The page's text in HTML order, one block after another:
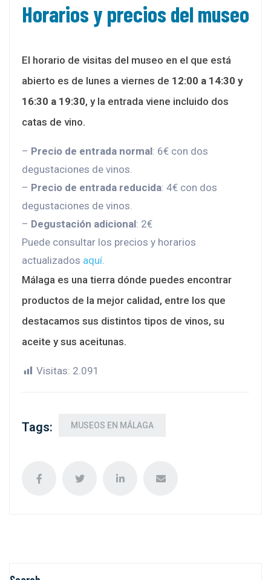
Horarios y precios del museo
El horario de visitas del museo en el que está
abierto es de lunes a viernes de 12:00 a 14:30 y
16:30 a 19:30, y la entrada viene incluido dos
catas de vino.
– Precio de entrada normal: 6€ con dos
degustaciones de vinos.
– Precio de entrada reducida: 4€ con dos
degustaciones de vinos.
– Degustación adicional: 2€
Puede consultar los precios y horarios
actualizados aquí.
Málaga es una tierra dónde puedes encontrar
productos de la mejor calidad, entre los que
destacamos sus distintos tipos de vinos, su
aceite y sus aceitunas.
Visitas: 2.091
Tags: MUSEOS EN MÁLAGA